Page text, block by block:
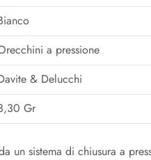
a pressione
& Delucchi
Gr
un sistema di chiusura a